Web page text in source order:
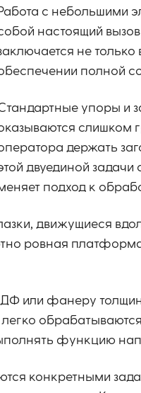
с небольшими
настоящий
не
полной
упоры и
слишком
держать
двуединой
подход к
движущиеся
ровная
или фанеру
функцию
конкретными